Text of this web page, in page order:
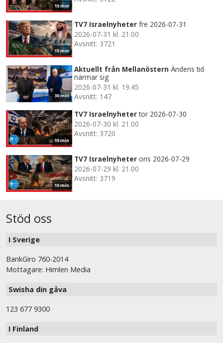
15 min
15 min
TV7 Israelnyheter fre 2026-07-31
2026-07-31 kl. 21.00
Avsnitt: 3721
30 min
Aktuellt från Mellanöstern Ändens tid
närmar sig
2026-07-31 kl. 19.45
Avsnitt: 147
15 min
TV7 Israelnyheter tor 2026-07-30
2026-07-30 kl. 21.00
Avsnitt: 3720
15 min
TV7 Israelnyheter ons 2026-07-29
2026-07-29 kl. 21.00
Avsnitt: 3719
Stöd oss
I Sverige
BankGiro 760-2014
Mottagare: Himlen Media
Swisha din gåva
123 677 9300
I Finland